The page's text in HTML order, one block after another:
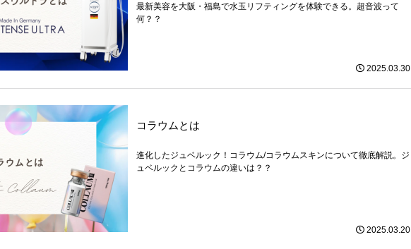
最新美容を大阪・福島で水玉リフティングを体験できる。超音波って
何？？
2025.03.30
コラウムとは
進化したジュベルック！コラウム/コラウムスキンについて徹底解説。ジ
ュベルックとコラウムの違いは？？
2025.03.20